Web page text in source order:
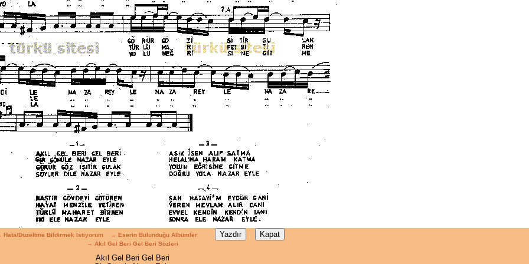
Hata/Düzeltme Bildirmek İstiyorum
→ Eserin Bulunduğu Albümler
→ Akıl Gel Beri Gel Beri Sözleri
Akıl Gel Beri Gel Beri